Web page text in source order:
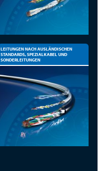
LEITUNGEN NACH AUSLÄNDISCHEN
STANDARDS, SPEZIALKABEL UND
SONDERLEITUNGEN